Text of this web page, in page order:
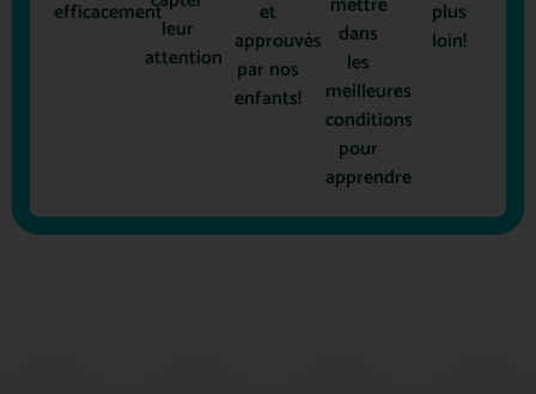
efficacement
leur
attention
et
approuvés
par nos
enfants!
dans
les
meilleures
conditions
pour
apprendre
plus
loin!